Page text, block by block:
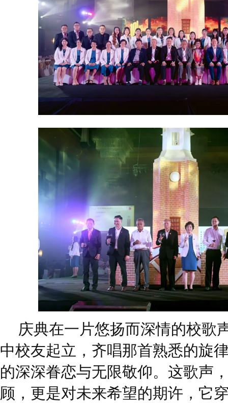
庆典在一片悠扬而深情的校歌
中校友起立，齐唱那首熟悉的旋
的深深眷恋与无限敬仰。这歌声
顾，更是对未来希望的期许，它